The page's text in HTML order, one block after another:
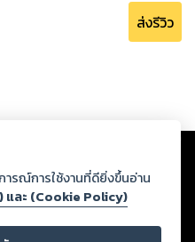
ส่งรีวิว
ต์และปรากฏว่าละเมิดสิทธิใน
ฎหมายและศีลธรรม ดังนั้น ผู้อ่าน
ด้วยตนเอง และหากท่านพบว่าส่วน
แจ้งมายังบริษัท เพื่อทีมงานจะได้
สงวนลิขสิทธิ์ตามพระราชบัญญัติ
ารณ์การใช้งานที่ดียิ่งขึ้นอ่าน
ละ (Cookie Policy)